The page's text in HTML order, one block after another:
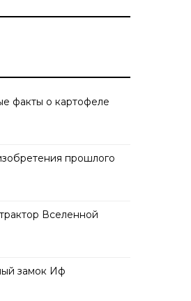
факты о картофеле
прошлого
Вселенной
замок Иф